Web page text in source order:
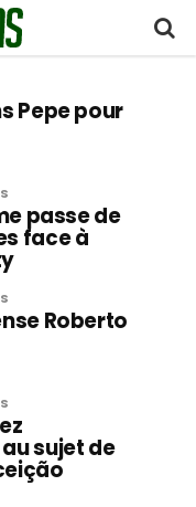
Pepe pour
passe de
face à
Roberto
sujet de